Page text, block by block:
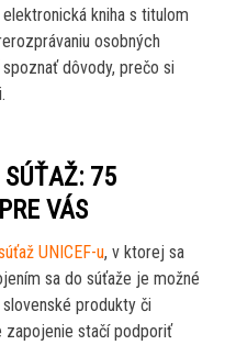
kniha s titulom
osobných
dôvody, prečo si
SÚŤAŽ: 75
VÁS
UNICEF-u, v ktorej sa
sa do súťaže je možné
produkty či
zapojenie stačí podporiť